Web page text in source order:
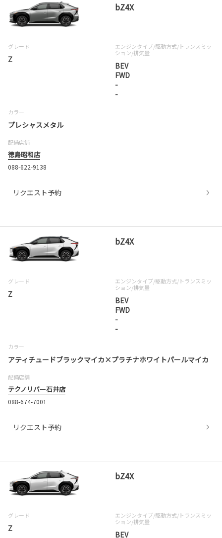
bZ4X
グレード
Z
エンジンタイプ/駆動方式/トランスミッ
ション/排気量
BEV
FWD
-
-
カラー
プレシャスメタル
配備店舗
徳島昭和店
088-622-9138
リクエスト予約
bZ4X
グレード
Z
エンジンタイプ/駆動方式/トランスミッ
ション/排気量
BEV
FWD
-
-
カラー
アティチュードブラックマイカ×プラチナホワイトパールマイカ
配備店舗
テクノリバー石井店
088-674-7001
リクエスト予約
bZ4X
グレード
Z
エンジンタイプ/駆動方式/トランスミッ
ション/排気量
BEV